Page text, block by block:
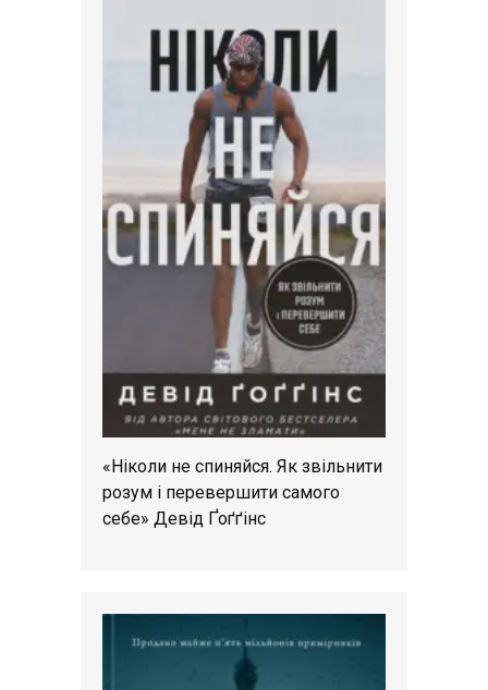
«Ніколи не спиняйся. Як звільнити
розум і перевершити самого
себе» Девід Ґоґґінс